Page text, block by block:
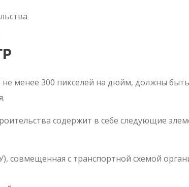
менее 300 пикселей на дюйм, должны
содержит в себе следующие
совмещенная с транспортной схемой